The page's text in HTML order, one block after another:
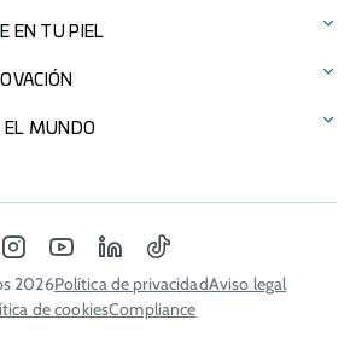
EN TU PIEL
EL MUNDO
INSTAGRAM
YOUTUBE
LINKEDIN
TIKTOK
2026Política de privacidadAviso legal
de cookiesCompliance